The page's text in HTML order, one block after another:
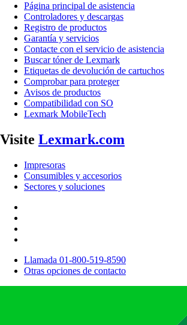
Página principal de asistencia
Controladores y descargas
Registro de productos
Garantía y servicios
Contacte con el servicio de asistencia
Buscar tóner de Lexmark
Etiquetas de devolución de cartuchos
Comprobar para proteger
Avisos de productos
Compatibilidad con SO
Lexmark MobileTech
Visite Lexmark.com
Impresoras
Consumibles y accesorios
Sectores y soluciones
Llamada 01-800-519-8590
Otras opciones de contacto